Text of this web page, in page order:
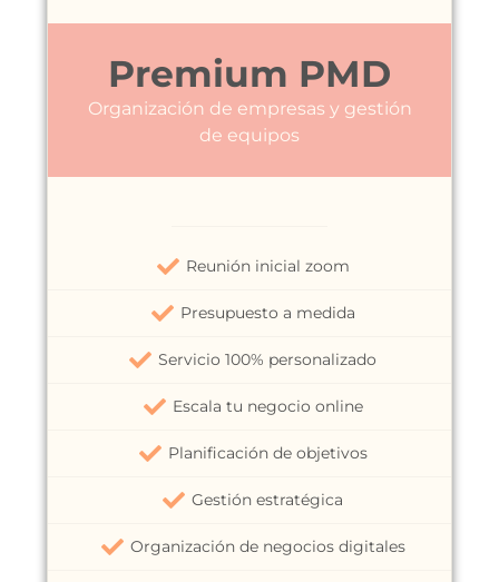
Premium PMD
Organización de empresas y gestión
de equipos
Reunión inicial zoom
Presupuesto a medida
Servicio 100% personalizado
Escala tu negocio online
Planificación de objetivos
Gestión estratégica
Organización de negocios digitales